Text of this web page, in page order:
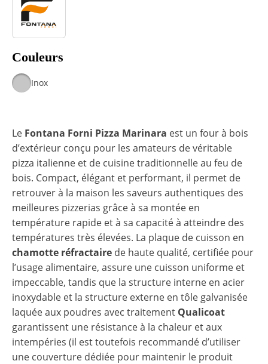
Couleurs
Inox
Le Fontana Forni Pizza Marinara est un four à bois
d’extérieur conçu pour les amateurs de véritable
pizza italienne et de cuisine traditionnelle au feu de
bois. Compact, élégant et performant, il permet de
retrouver à la maison les saveurs authentiques des
meilleures pizzerias grâce à sa montée en
température rapide et à sa capacité à atteindre des
températures très élevées. La plaque de cuisson en
chamotte réfractaire de haute qualité, certifiée pour
l’usage alimentaire, assure une cuisson uniforme et
impeccable, tandis que la structure interne en acier
inoxydable et la structure externe en tôle galvanisée
laquée aux poudres avec traitement Qualicoat
garantissent une résistance à la chaleur et aux
intempéries (il est toutefois recommandé d’utiliser
une couverture dédiée pour maintenir le produit